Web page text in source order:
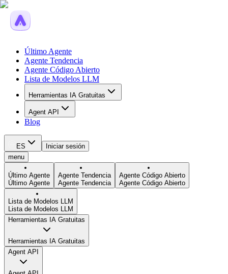
Último Agente
Agente Tendencia
Agente Código Abierto
Lista de Modelos LLM
Herramientas IA Gratuitas
Agent API
Blog
ES
Iniciar sesión
menu
Último Agente
Último Agente
Agente Tendencia
Agente Tendencia
Agente Código Abierto
Agente Código Abierto
Lista de Modelos LLM
Lista de Modelos LLM
Herramientas IA Gratuitas
Herramientas IA Gratuitas
Agent API